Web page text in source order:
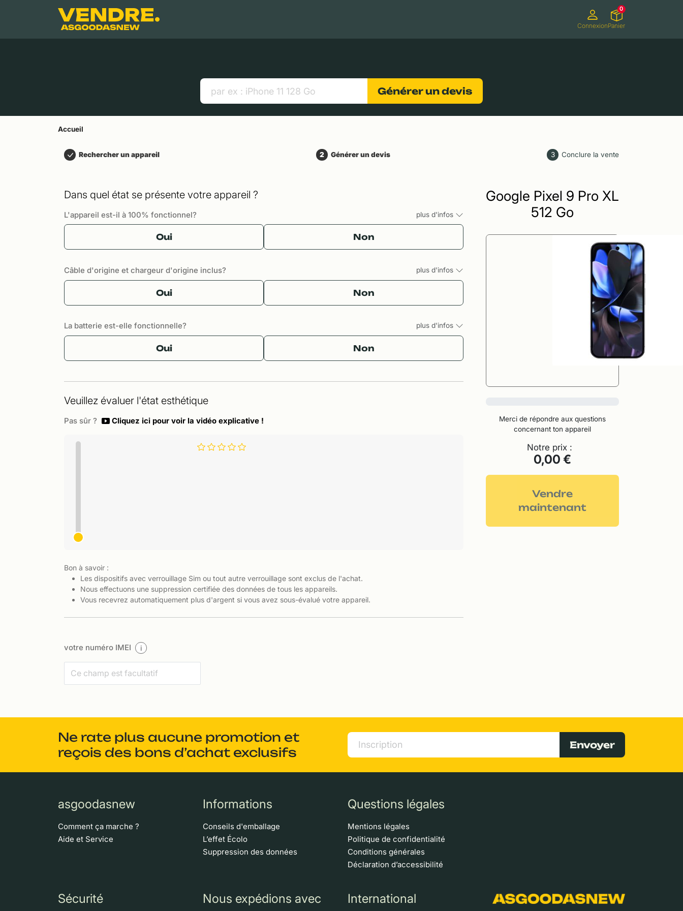
Contenu principal
ConnexionPanier
0
Générer un devis
Accueil
Rechercher un appareil 2 Générer un devis 3 Conclure la vente
Dans quel état se présente votre appareil ?
L'appareil est-il à 100% fonctionnel? plus d'infos
Oui Non
Câble d'origine et chargeur d'origine inclus? plus d'infos
Oui Non
La batterie est-elle fonctionnelle? plus d'infos
Oui Non
Veuillez évaluer l'état esthétique
Pas sûr ? Cliquez ici pour voir la vidéo explicative !
Bon à savoir :
Les dispositifs avec verrouillage Sim ou tout autre verrouillage sont exclus de l'achat.
Nous effectuons une suppression certifiée des données de tous les appareils.
Vous recevrez automatiquement plus d'argent si vous avez sous-évalué votre appareil.
votre numéro IMEI i
Google Pixel 9 Pro XL
512 Go
Merci de répondre aux questions
concernant ton appareil
Notre prix :
0,00 €
Vendre
maintenant
Ne rate plus aucune promotion et
reçois des bons d’achat exclusifs
Envoyer
asgoodasnew
Comment ça marche ?
Aide et Service
Informations
Conseils d'emballage
L’effet Écolo
Suppression des données
Questions légales
Mentions légales
Politique de confidentialité
Conditions générales
Déclaration d’accessibilité
Sécurité Nous expédions avec International